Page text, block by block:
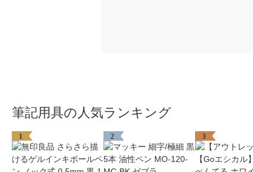
筆記用具の人気ランキング
1 2 3